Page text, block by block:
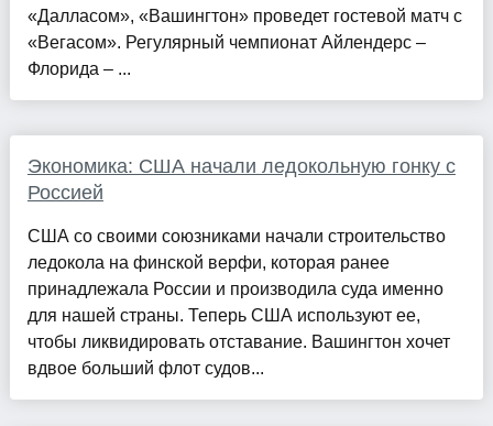
«Далласом», «Вашингтон» проведет гостевой матч с
«Вегасом». Регулярный чемпионат Айлендерс –
Флорида – ...
Экономика: США начали ледокольную гонку с
Россией
США со своими союзниками начали строительство
ледокола на финской верфи, которая ранее
принадлежала России и производила суда именно
для нашей страны. Теперь США используют ее,
чтобы ликвидировать отставание. Вашингтон хочет
вдвое больший флот судов...